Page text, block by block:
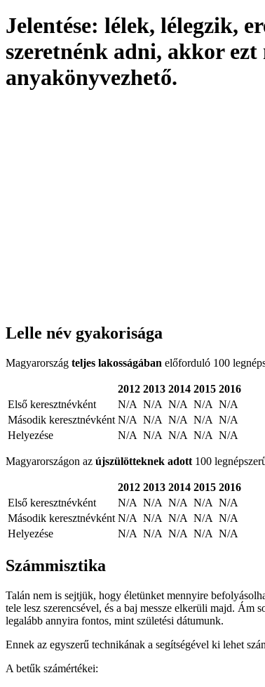
Jelentése: lélek, lélegzik,
szeretnénk adni, akkor
anyakönyvezhető.
Lelle név gyakorisága
Magyarország teljes lakosságában előforduló 100
2012 2013 2014 2015 2016
Első keresztnévként
N/A N/A N/A N/A N/A
Második keresztnévként N/A N/A N/A N/A N/A
Helyezése
N/A N/A N/A N/A N/A
Magyarországon az újszülötteknek adott 100
2012 2013 2014 2015 2016
Első keresztnévként
N/A N/A N/A N/A N/A
Második keresztnévként N/A N/A N/A N/A N/A
Helyezése
N/A N/A N/A N/A N/A
Számmisztika
Talán nem is sejtjük, hogy életünket mennyire
tele lesz szerencsével, és a baj messze elkerüli majd. Ám
legalább annyira fontos, mint születési dátumunk.
Ennek az egyszerű technikának a segítségével ki lehet
A betűk számértékei: